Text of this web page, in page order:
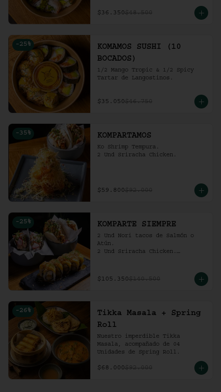
$36.350$48.500
-25 %
KOMAMOS SUSHI (10
BOCADOS)
1/2 Mango Tropic & 1/2 Spicy
Tartar de Langostinos.
$35.050$46.750
-35 % KOMPARTAMOS
Ko Shrimp Tempura.
2 Und Sriracha Chicken.
$59.800$92.000
-25 % KOMPARTE SIEMPRE
2 Und Nori tacos de Salmón o
Atún.
2 Und Sriracha Chicken.
$105.350$140.500
-26 %
Tikka Masala + Spring
Roll
Nuestro imperdible Tikka
Masala, acompañado de 04
Unidades de Spring Roll.
$68.000$92.000